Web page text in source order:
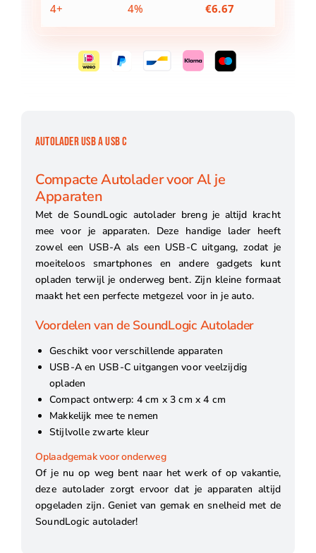
4+ 4% €6.67
AUTOLADER USB A USB C
Compacte Autolader voor Al je
Apparaten
Met de SoundLogic autolader breng je altijd kracht
mee voor je apparaten. Deze handige lader heeft
zowel een USB-A als een USB-C uitgang, zodat je
moeiteloos smartphones en andere gadgets kunt
opladen terwijl je onderweg bent. Zijn kleine formaat
maakt het een perfecte metgezel voor in je auto.
Voordelen van de SoundLogic Autolader
Geschikt voor verschillende apparaten
USB-A en USB-C uitgangen voor veelzijdig
opladen
Compact ontwerp: 4 cm x 3 cm x 4 cm
Makkelijk mee te nemen
Stijlvolle zwarte kleur
Oplaadgemak voor onderweg
Of je nu op weg bent naar het werk of op vakantie,
deze autolader zorgt ervoor dat je apparaten altijd
opgeladen zijn. Geniet van gemak en snelheid met de
SoundLogic autolader!